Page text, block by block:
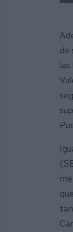
de